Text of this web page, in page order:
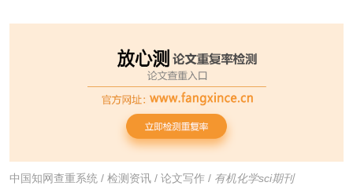
中国知网查重系统 / 检测资讯 / 论文写作 / 有机化学sci期刊